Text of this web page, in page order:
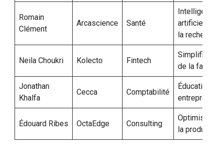
Romain
Clément
Arcascience Santé
Intelligence
artificielle
la
Neila Choukri Kolecto Fintech
de la
Jonathan
Khalfa
Cecca Comptabilité
Éducation
Édouard Ribes OctaEdge Consulting
la